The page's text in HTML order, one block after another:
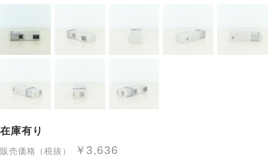
在庫有り
販売価格（税抜） ￥3,636